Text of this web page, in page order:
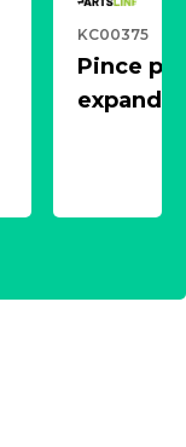
KC00375
Pince